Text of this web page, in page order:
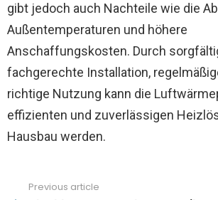
gibt jedoch auch Nachteile wie die
Außentemperaturen und höhere
Anschaffungskosten. Durch
fachgerechte Installation,
richtige Nutzung kann die
effizienten und zuverlässigen
Hausbau werden.
Previous article